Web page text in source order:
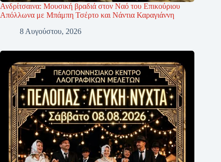
Ανδρίτσαινα: Μουσική βραδιά στον Ναό του Επικούριου
Απόλλωνα με Μπάμπη Τσέρτο και Νάντια Καραγιάννη
8 Αυγούστου, 2026